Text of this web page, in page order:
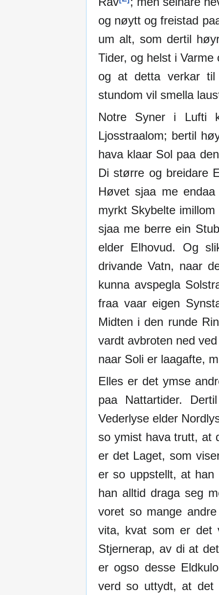
og nøytt og freistad
um alt, som dertil
Tider, og helst i
og at detta verkar
stundom vil smella
Notre Syner i Lufti
Ljosstraalom; bertil
hava klaar Sol paa
Di større og breidare
Høvet sjaa me
myrkt Skybelte
sjaa me berre ein
elder Elhovud. Og
drivande Vatn, naar
kunna avspegla
fraa vaar eigen
Midten i den runde
vardt avbroten ned
naar Soli er laagafte,
Elles er det ymse
paa Nattartider.
Vederlyse elder
so ymist hava trutt, at
er det Laget, som
er so uppstellt, at
han alltid draga seg
voret so mange
vita, kvat som er det
Stjernerap, av di at
er ogso desse
verd so uttydt, at det